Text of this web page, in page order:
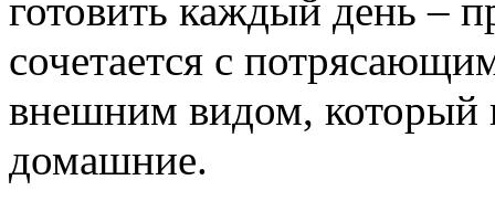
готовить каждый день –
сочетается с
внешним видом, который
домашние.